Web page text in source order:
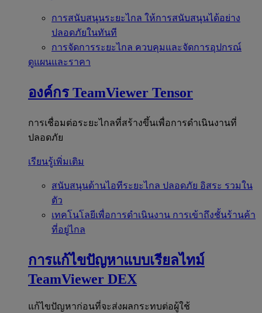
การสนับสนุนระยะไกล ให้การสนับสนุนได้อย่าง
ปลอดภัยในทันที
การจัดการระยะไกล ควบคุมและจัดการอุปกรณ์
ดูแผนและราคา
องค์กร TeamViewer Tensor
การเชื่อมต่อระยะไกลที่สร้างขึ้นเพื่อการดำเนินงานที่
ปลอดภัย
เรียนรู้เพิ่มเติม
สนับสนุนด้านไอทีระยะไกล ปลอดภัย อิสระ รวมใน
ตัว
เทคโนโลยีเพื่อการดำเนินงาน การเข้าถึงชั้นร้านค้า
ที่อยู่ไกล
การแก้ไขปัญหาแบบเรียลไทม์
TeamViewer DEX
แก้ไขปัญหาก่อนที่จะส่งผลกระทบต่อผู้ใช้